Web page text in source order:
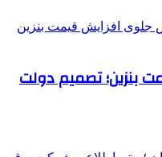
بنزین؛ تصمیم دولت